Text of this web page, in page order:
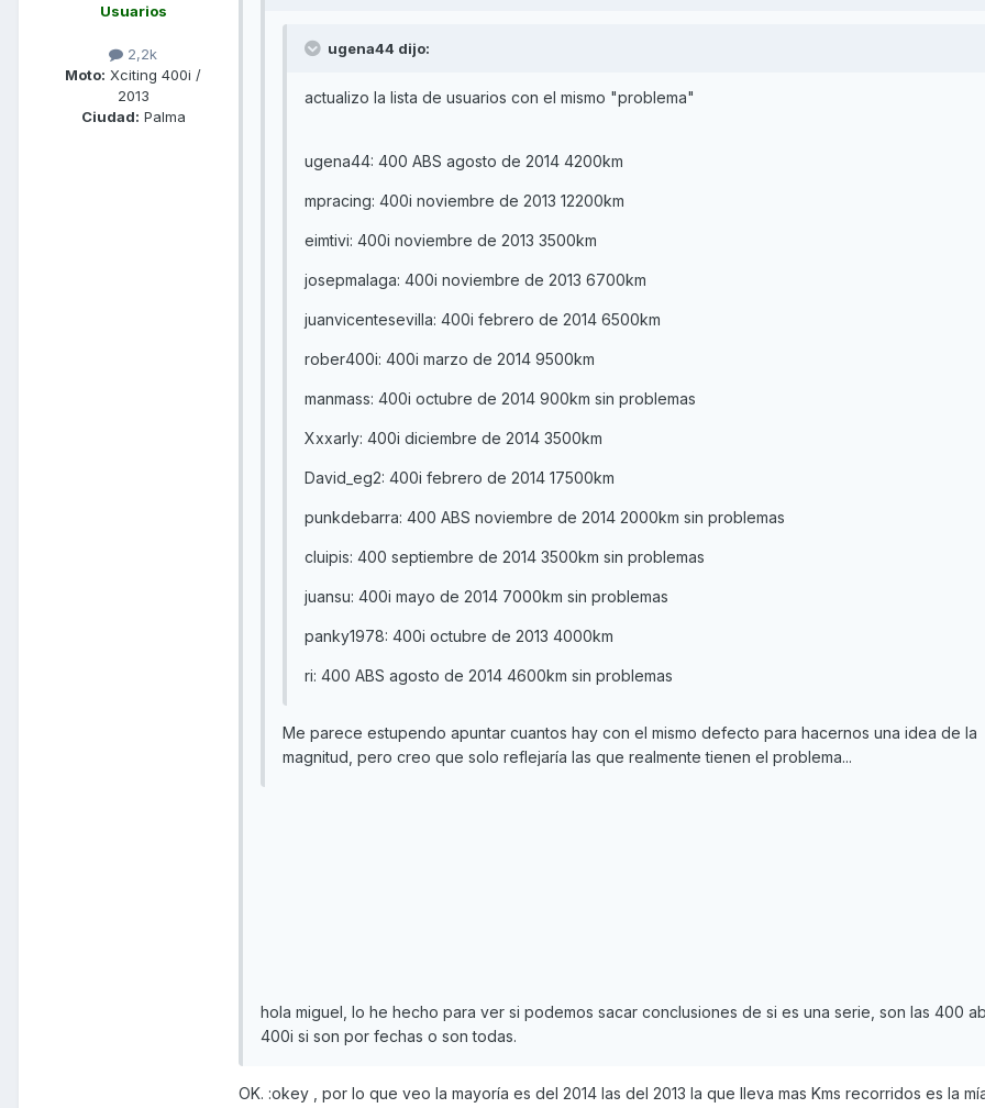
Usuarios
2,2k
Moto: Xciting 400i /
2013
Ciudad: Palma
ugena44 dijo:
actualizo la lista de usuarios con el mismo "problema"
ugena44: 400 ABS agosto de 2014 4200km
mpracing: 400i noviembre de 2013 12200km
eimtivi: 400i noviembre de 2013 3500km
josepmalaga: 400i noviembre de 2013 6700km
juanvicentesevilla: 400i febrero de 2014 6500km
rober400i: 400i marzo de 2014 9500km
manmass: 400i octubre de 2014 900km sin problemas
Xxxarly: 400i diciembre de 2014 3500km
David_eg2: 400i febrero de 2014 17500km
punkdebarra: 400 ABS noviembre de 2014 2000km sin problemas
cluipis: 400 septiembre de 2014 3500km sin problemas
juansu: 400i mayo de 2014 7000km sin problemas
panky1978: 400i octubre de 2013 4000km
ri: 400 ABS agosto de 2014 4600km sin problemas
Me parece estupendo apuntar cuantos hay con el mismo defecto para hacernos una idea de la
magnitud, pero creo que solo reflejaría las que realmente tienen el problema...
hola miguel, lo he hecho para ver si podemos sacar conclusiones de si es una serie, son las 400
400i si son por fechas o son todas.
OK. :okey , por lo que veo la mayoría es del 2014 las del 2013 la que lleva mas Kms recorridos es la